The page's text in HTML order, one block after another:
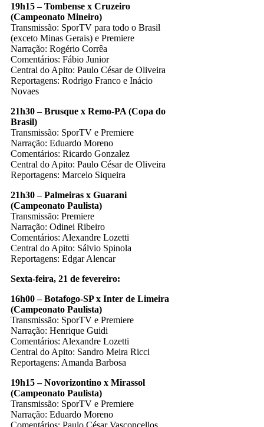
19h15 – Tombense x Cruzeiro
(Campeonato Mineiro)
Transmissão: SporTV para todo o Brasil
(exceto Minas Gerais) e Premiere
Narração: Rogério Corrêa
Comentários: Fábio Junior
Central do Apito: Paulo César de Oliveira
Reportagens: Rodrigo Franco e Inácio
Novaes
21h30 – Brusque x Remo-PA (Copa do
Brasil)
Transmissão: SporTV e Premiere
Narração: Eduardo Moreno
Comentários: Ricardo Gonzalez
Central do Apito: Paulo César de Oliveira
Reportagens: Marcelo Siqueira
21h30 – Palmeiras x Guarani
(Campeonato Paulista)
Transmissão: Premiere
Narração: Odinei Ribeiro
Comentários: Alexandre Lozetti
Central do Apito: Sálvio Spinola
Reportagens: Edgar Alencar
Sexta-feira, 21 de fevereiro:
16h00 – Botafogo-SP x Inter de Limeira
(Campeonato Paulista)
Transmissão: SporTV e Premiere
Narração: Henrique Guidi
Comentários: Alexandre Lozetti
Central do Apito: Sandro Meira Ricci
Reportagens: Amanda Barbosa
19h15 – Novorizontino x Mirassol
(Campeonato Paulista)
Transmissão: SporTV e Premiere
Narração: Eduardo Moreno
Comentários: Paulo César Vasconcellos